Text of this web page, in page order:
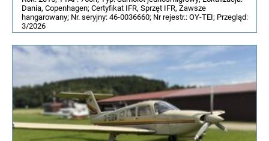
Dania, Copenhagen; Certyfikat IFR, Sprzęt IFR, Zawsze
hangarowany; Nr. seryjny: 46-0036660; Nr rejestr.: OY-TEI; Przegląd:
3/2026